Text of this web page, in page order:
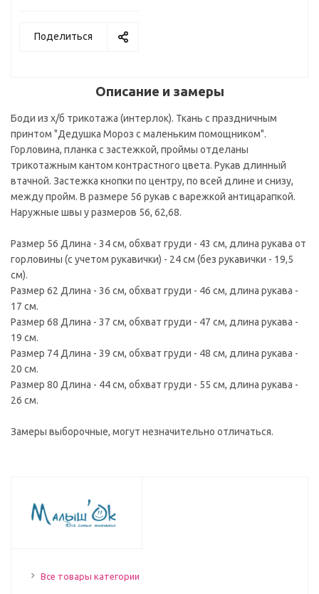
Поделиться
Описание и замеры
Боди из х/б трикотажа (интерлок). Ткань с праздничным
принтом "Дедушка Мороз с маленьким помощником".
Горловина, планка с застежкой, проймы отделаны
трикотажным кантом контрастного цвета. Рукав длинный
втачной. Застежка кнопки по центру, по всей длине и снизу,
между пройм. В размере 56 рукав с варежкой антицарапкой.
Наружные швы у размеров 56, 62,68.
Размер 56 Длина - 34 см, обхват груди - 43 см, длина рукава от
горловины (с учетом рукавички) - 24 см (без рукавички - 19,5
см).
Размер 62 Длина - 36 см, обхват груди - 46 см, длина рукава -
17 см.
Размер 68 Длина - 37 см, обхват груди - 47 см, длина рукава -
19 см.
Размер 74 Длина - 39 см, обхват груди - 48 см, длина рукава -
20 см.
Размер 80 Длина - 44 см, обхват груди - 55 см, длина рукава -
26 см.
Замеры выборочные, могут незначительно отличаться.
Все товары категории